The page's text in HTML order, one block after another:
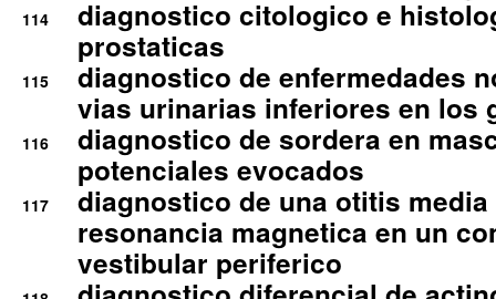
114
diagnostico citologico e
prostaticas
115
diagnostico de enfermedades
vias urinarias inferiores en los
116
diagnostico de sordera en
potenciales evocados
117
diagnostico de una otitis
resonancia magnetica en un
vestibular periferico